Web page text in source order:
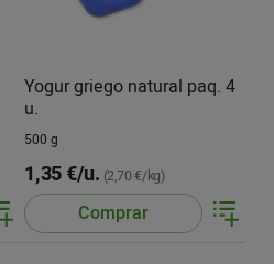
Yogur griego natural paq. 4
u.
500 g
1,35 €/u. (2,70 €/kg)
Comprar